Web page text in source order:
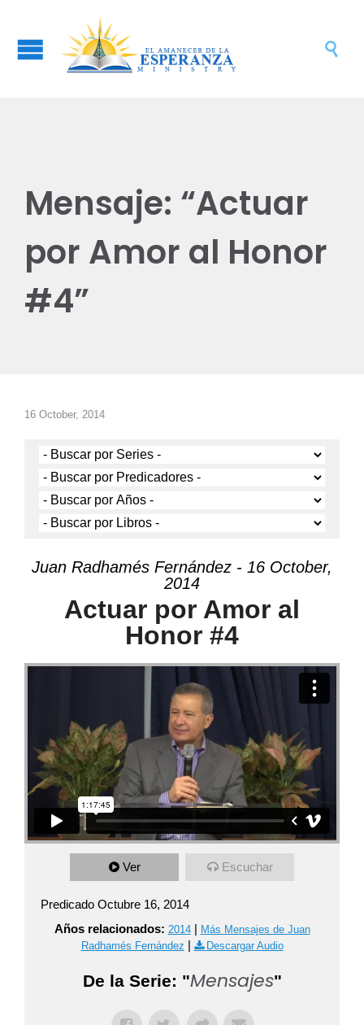

Mensaje: “Actuar
por Amor al Honor
#4”
16 October, 2014
Juan Radhamés Fernández - 16 October,
2014
Actuar por Amor al
Honor #4
Ver Escuchar
Predicado Octubre 16, 2014
Años relacionados: 2014| Más Mensajes de Juan
Radhamés Fernández | Descargar Audio
De la Serie: "Mensajes"